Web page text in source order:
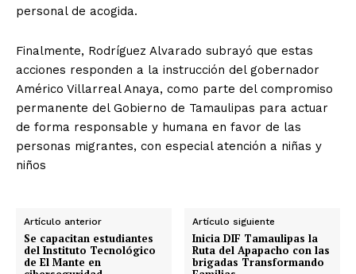
personal de acogida.
Finalmente, Rodríguez Alvarado subrayó que estas
acciones responden a la instrucción del gobernador
Américo Villarreal Anaya, como parte del compromiso
permanente del Gobierno de Tamaulipas para actuar
de forma responsable y humana en favor de las
personas migrantes, con especial atención a niñas y
niños
Artículo anterior
Se capacitan estudiantes
del Instituto Tecnológico
de El Mante en
Artículo siguiente
Inicia DIF Tamaulipas la
Ruta del Apapacho con las
brigadas Transformando